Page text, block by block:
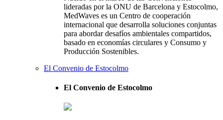
lideradas por la ONU de Barcelona y Estocolmo,
MedWaves es un Centro de cooperación
internacional que desarrolla soluciones conjuntas
para abordar desafíos ambientales compartidos,
basado en economías circulares y Consumo y
Producción Sostenibles.
El Convenio de Estocolmo
El Convenio de Estocolmo